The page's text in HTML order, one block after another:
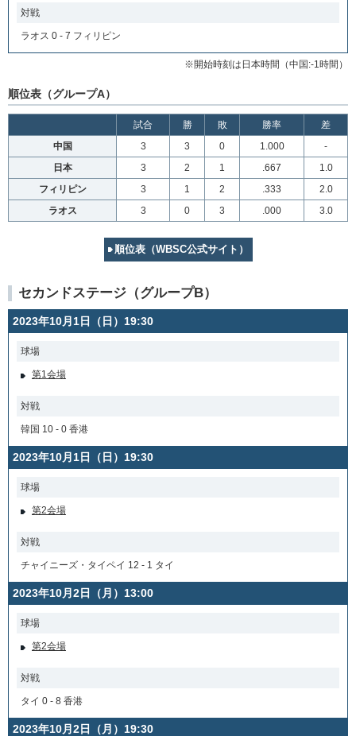
対戦
ラオス 0 - 7 フィリピン
※開始時刻は日本時間（中国:-1時間）
順位表（グループA）
試合 勝 敗 勝率
差
中国
3 3 0 1.000
-
日本
3 2 1 .667
1.0
フィリピン
3 1 2 .333
2.0
ラオス
3 0 3 .000 3.0
順位表（WBSC公式サイト）
セカンドステージ（グループB）
2023年10月1日（日）19:30
球場
第1会場
対戦
韓国 10 - 0 香港
2023年10月1日（日）19:30
球場
第2会場
対戦
チャイニーズ・タイペイ 12 - 1 タイ
2023年10月2日（月）13:00
球場
第2会場
対戦
タイ 0 - 8 香港
2023年10月2日（月）19:30